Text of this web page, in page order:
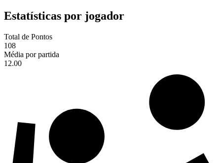
Estatísticas por jogador
Total de Pontos
108
Média por partida
12.00